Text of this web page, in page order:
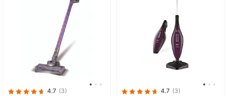
4.7 (3) 4.7 (3)